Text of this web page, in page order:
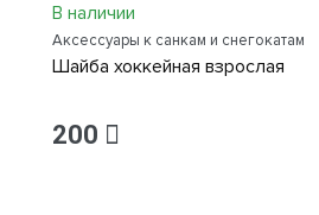
В наличии
Аксессуары к санкам и снегокатам
Шайба хоккейная взрослая
200